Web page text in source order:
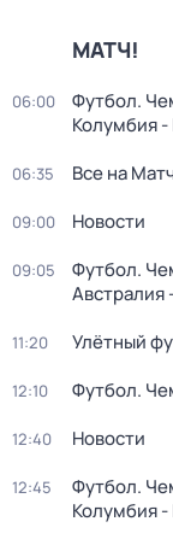
МАТЧ!
06:00
Футбол.
Колумбия
06:35 Все на
09:00 Новости
09:05
Футбол.
Австралия
11:20 Улётный
12:10 Футбол.
12:40 Новости
12:45
Футбол.
Колумбия